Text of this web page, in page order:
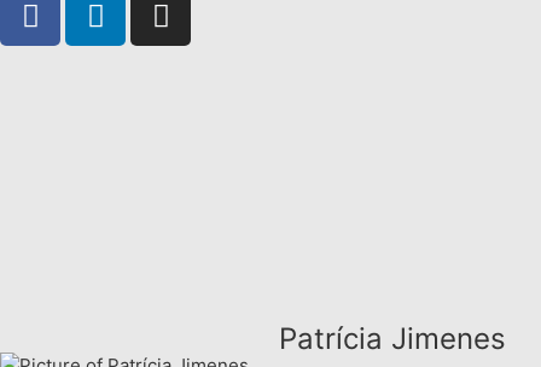
Patrícia Jimenes